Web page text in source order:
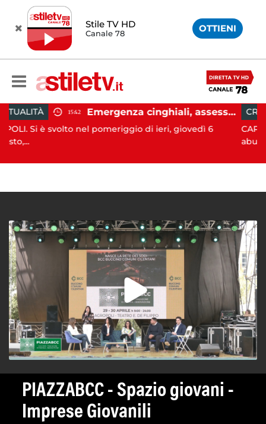
Stile TV HD
Canale 78 OTTIENI
15:42 Emergenza cinghiali, assessora Serluca: “Al via il Tavolo tecnico permanente della Regione Campania”
nel pomeriggio di ieri, giovedì 6
CRONACA 15:38
CAPACCIO
PIAZZABCC - Spazio giovani -
Imprese Giovanili